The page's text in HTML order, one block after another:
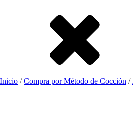
Inicio /Compra por Método de Cocción /